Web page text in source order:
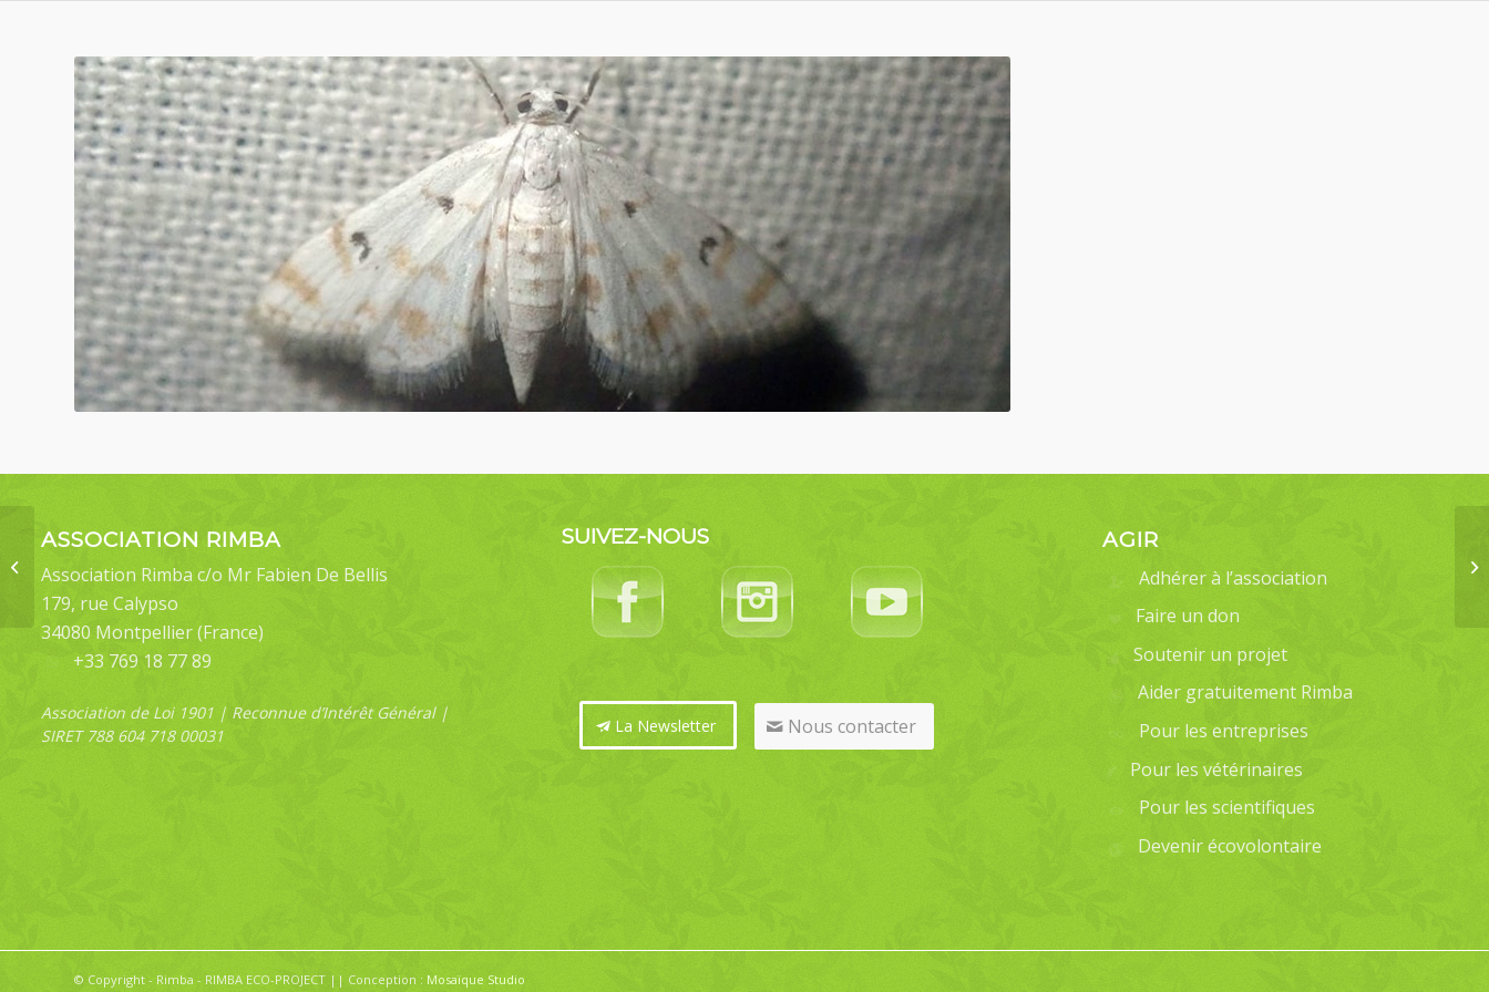
ASSOCIATION RIMBA
Association Rimba c/o Mr Fabien De Bellis
179, rue Calypso
34080 Montpellier (France)
+33 769 18 77 89
Association de Loi 1901 | Reconnue d’Intérêt Général |
SIRET 788 604 718 00031
SUIVEZ-NOUS
La Newsletter Nous contacter
AGIR
Adhérer à l’association
Faire un don
Soutenir un projet
Aider gratuitement Rimba
Pour les entreprises
Pour les vétérinaires
Pour les scientifiques
Devenir écovolontaire
© Copyright - Rimba - RIMBA ECO-PROJECT || Conception : Mosaïque Studio
albifascialis